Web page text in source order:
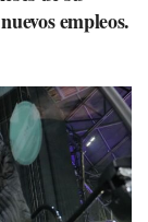
empleos.